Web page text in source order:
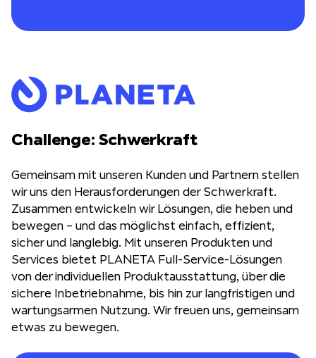
Challenge: Schwerkraft
Gemeinsam mit unseren Kunden und Partnern stellen
wir uns den Herausforderungen der Schwerkraft.
Zusammen entwickeln wir Lösungen, die heben und
bewegen – und das möglichst einfach, effizient,
sicher und langlebig. Mit unseren Produkten und
Services bietet PLANETA Full-Service-Lösungen
von der individuellen Produktausstattung, über die
sichere Inbetriebnahme, bis hin zur langfristigen und
wartungsarmen Nutzung. Wir freuen uns, gemeinsam
etwas zu bewegen.